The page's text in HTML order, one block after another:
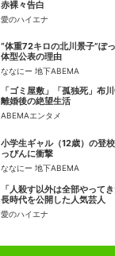
赤裸々告白
愛のハイエナ
“体重72キロの北川景子”ぽ
体型公表の理由
ななにー 地下ABEMA
「ゴミ屋敷」「孤独死」布
離婚後の絶望生活
ABEMAエンタメ
小学生ギャル（12歳）の登
っぴんに衝撃
ななにー 地下ABEMA
「人殺す以外は全部やって
長時代を公開した人気芸人
愛のハイエナ